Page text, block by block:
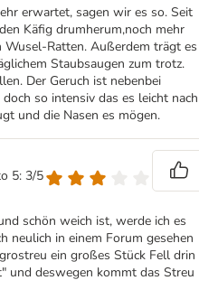
erwartet, sagen wir es so. Seit
Käfig drumherum,noch mehr
Ratten. Außerdem trägt es
Staubsaugen zum trotz.
Der Geruch ist nebenbei
so intensiv das es leicht nach
und die Nasen es mögen.
5: 3/5
schön weich ist, werde ich es
neulich in einem Forum gesehen
ein großes Stück Fell drin
und deswegen kommt das Streu